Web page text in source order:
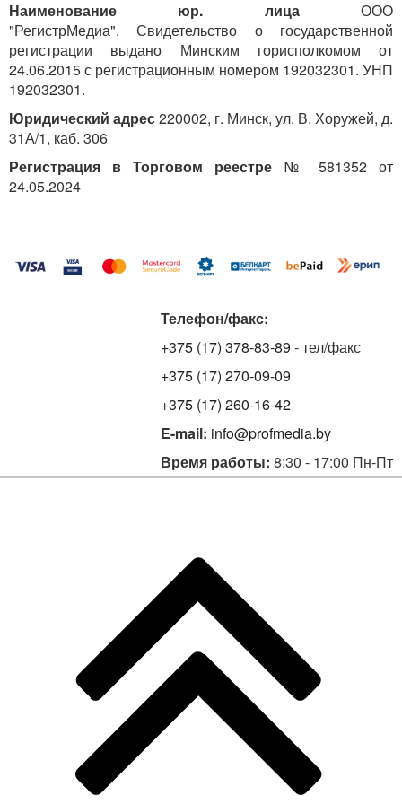
Наименование юр. лицаООО
"РегистрМедиа". Свидетельство о государственной
регистрации выдано Минским горисполкомом от
24.06.2015 с регистрационным номером 192032301. УНП
192032301.
Юридический адрес220002, г. Минск, ул. В. Хоружей, д.
31А/1, каб. 306
Регистрация в Торговом реестре № 581352 от
24.05.2024
Телефон/факс:
+375 (17) 378-83-89 - тел/факс
+375 (17) 270-09-09
+375 (17) 260-16-42
E-mail: info@profmedia.by
Время работы: 8:30 - 17:00 Пн-Пт